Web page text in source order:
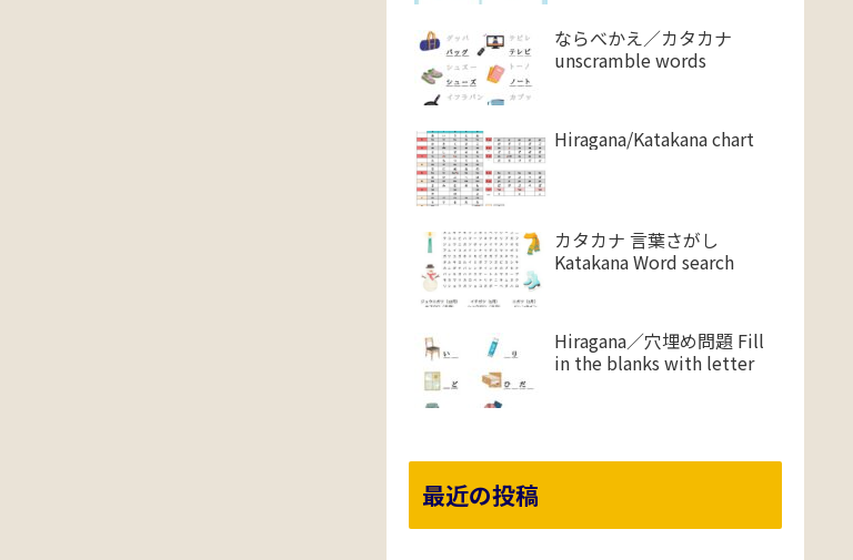
ならべかえ／カタカナ
unscramble words
Hiragana/Katakana chart
カタカナ 言葉さがし
Katakana Word search
Hiragana／穴埋め問題 Fill
in the blanks with letter
最近の投稿